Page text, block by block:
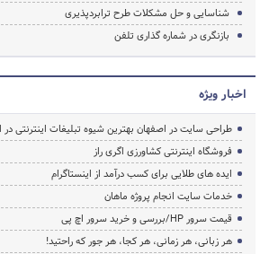
شناسایی و حل مشکلات طرح ترابردپذیری
بازنگری در شماره گذاری تلفن
اخبار ویژه
طراحی سایت در اصفهان بهترین شیوه تبلیغات اینترنتی در
فروشگاه اینترنتی کشاورزی اگری راز
ایده های طلایی برای کسب درآمد از اینستاگرام
خدمات سایت انجام پروژه ماهان
قیمت سرور HP/بررسی و خرید سرور اچ پی
هر زبانی، هر زمانی، هر کجا، هر جور که راحتید!